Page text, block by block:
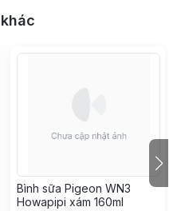
Bình sữa Pigeon WN3
Howapipi xám 160ml